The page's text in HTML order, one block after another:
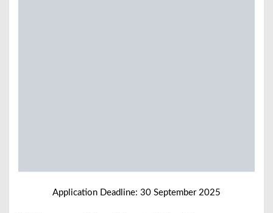
Application Deadline: 30 September 2025